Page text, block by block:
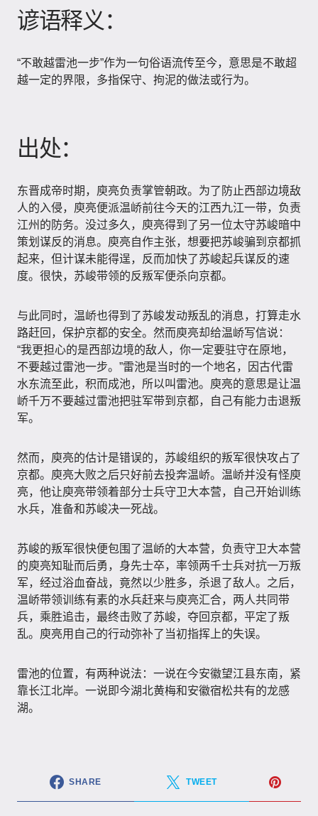
谚语释义：
“不敢越雷池一步”作为一句俗语流传至今，意思是不敢超
越一定的界限，多指保守、拘泥的做法或行为。
出处：
东晋成帝时期，庾亮负责掌管朝政。为了防止西部边境敌
人的入侵，庾亮便派温峤前往今天的江西九江一带，负责
江州的防务。没过多久，庾亮得到了另一位太守苏峻暗中
策划谋反的消息。庾亮自作主张，想要把苏峻骗到京都抓
起来，但计谋未能得逞，反而加快了苏峻起兵谋反的速
度。很快，苏峻带领的反叛军便杀向京都。
与此同时，温峤也得到了苏峻发动叛乱的消息，打算走水
路赶回，保护京都的安全。然而庾亮却给温峤写信说：
“我更担心的是西部边境的敌人，你一定要驻守在原地，
不要越过雷池一步。”雷池是当时的一个地名，因古代雷
水东流至此，积而成池，所以叫雷池。庾亮的意思是让温
峤千万不要越过雷池把驻军带到京都，自己有能力击退叛
军。
然而，庾亮的估计是错误的，苏峻组织的叛军很快攻占了
京都。庾亮大败之后只好前去投奔温峤。温峤并没有怪庾
亮，他让庾亮带领着部分士兵守卫大本营，自己开始训练
水兵，准备和苏峻决一死战。
苏峻的叛军很快便包围了温峤的大本营，负责守卫大本营
的庾亮知耻而后勇，身先士卒，率领两千士兵对抗一万叛
军，经过浴血奋战，竟然以少胜多，杀退了敌人。之后，
温峤带领训练有素的水兵赶来与庾亮汇合，两人共同带
兵，乘胜追击，最终击败了苏峻，夺回京都，平定了叛
乱。庾亮用自己的行动弥补了当初指挥上的失误。
雷池的位置，有两种说法：一说在今安徽望江县东南，紧
靠长江北岸。一说即今湖北黄梅和安徽宿松共有的龙感
湖。
SHARE TWEET